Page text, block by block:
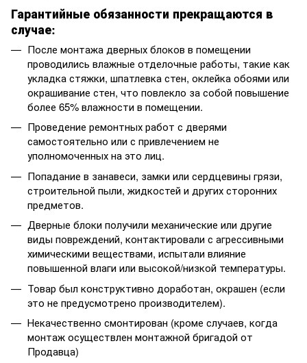
Гарантийные обязанности прекращаются в
случае:
После монтажа дверных блоков в помещении
проводились влажные отделочные работы, такие как
укладка стяжки, шпатлевка стен, оклейка обоями или
окрашивание стен, что повлекло за собой повышение
более 65% влажности в помещении.
Проведение ремонтных работ с дверями
самостоятельно или с привлечением не
уполномоченных на это лиц.
Попадание в занавеси, замки или сердцевины грязи,
строительной пыли, жидкостей и других сторонних
предметов.
Дверные блоки получили механические или другие
виды повреждений, контактировали с агрессивными
химическими веществами, испытали влияние
повышенной влаги или высокой/низкой температуры.
Товар был конструктивно доработан, окрашен (если
это не предусмотрено производителем).
Некачественно смонтирован (кроме случаев, когда
монтаж осуществлен монтажной бригадой от
Продавца)